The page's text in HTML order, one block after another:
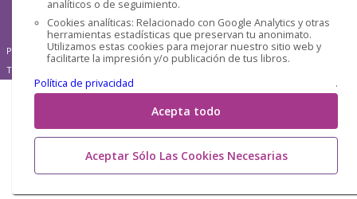
analíticos o de seguimiento.
Cookies analíticas: Relacionado con Google Analytics y otras
herramientas estadísticas que preservan tu anonimato.
Utilizamos estas cookies para mejorar nuestro sitio web y
facilitarte la impresión y/o publicación de tus libros.
Política de privacidad
.
Acepta todo
Aceptar Sólo Las Cookies Necesarias
Pensática Lda., Número de Identificação Fiscal 517215560
Travessa de São Pedro, n° 8 - Lisboa - Portugal 1200-432